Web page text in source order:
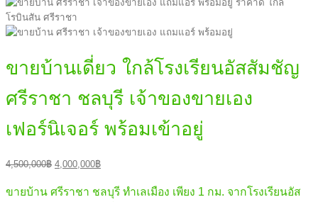
ขายบ้านเดี่ยว ใกล้โรงเรียนอัสสัมชัญ
ศรีราชา ชลบุรี เจ้าของขายเอง
เฟอร์นิเจอร์ พร้อมเข้าอยู่
4,500,000฿ Original
price
4,500,000฿.
4,000,000฿Current
price
4,000,000฿.
ขายบ้าน ศรีราชา ชลบุรี ทำเลเมือง เพียง 1 กม. จากโรงเรียนอัส